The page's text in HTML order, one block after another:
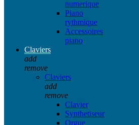
numerique
Piano
rythmique
Accessoires
piano
Claviers
add
remove
Claviers
add
remove
Clavier
Synthetiseur
Orgue